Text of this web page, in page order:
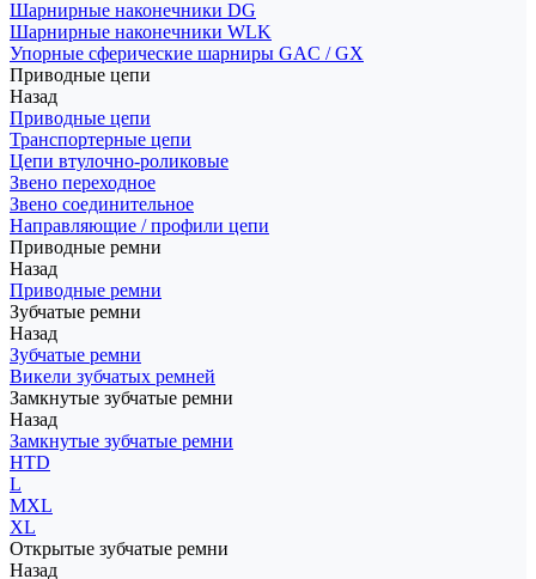
Шарнирные наконечники DG
Шарнирные наконечники WLK
Упорные сферические шарниры GAC / GX
Приводные цепи
Назад
Приводные цепи
Транспортерные цепи
Цепи втулочно-роликовые
Звено переходное
Звено соединительное
Направляющие / профили цепи
Приводные ремни
Назад
Приводные ремни
Зубчатые ремни
Назад
Зубчатые ремни
Викели зубчатых ремней
Замкнутые зубчатые ремни
Назад
Замкнутые зубчатые ремни
HTD
L
MXL
XL
Открытые зубчатые ремни
Назад